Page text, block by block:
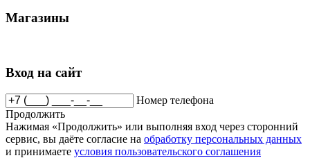
Магазины
Вход на сайт
Номер телефона
Продолжить
Нажимая «Продолжить» или выполняя вход через сторонний
сервис, вы даёте согласие на обработку персональных данных
и принимаете условия пользовательского соглашения